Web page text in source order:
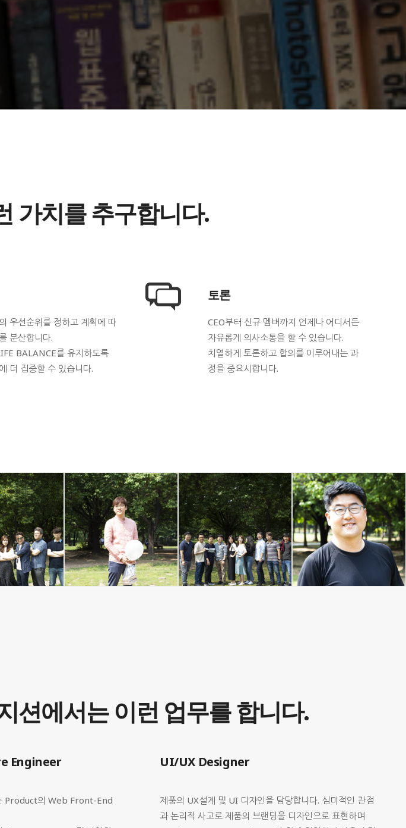
가치를추구합니다.
우선순위를 정하고 계획에 따
분산합니다.
BALANCE를 유지하도록
더 집중할 수 있습니다.
토론
CEO부터 신규 멤버까지 언제나 어디서든
자유롭게 의사소통을 할 수 있습니다.
치열하게 토론하고 합의를 이루어내는 과
정을 중요시합니다.
션에서는 이런 업무를합니다.
Engineer
Product의 Web Front-End
UI/UX Designer
제품의 UX설계 및 UI 디자인을 담당합니다. 심미적인 관점
과 논리적 사고로 제품의 브랜딩을 디자인으로 표현하며